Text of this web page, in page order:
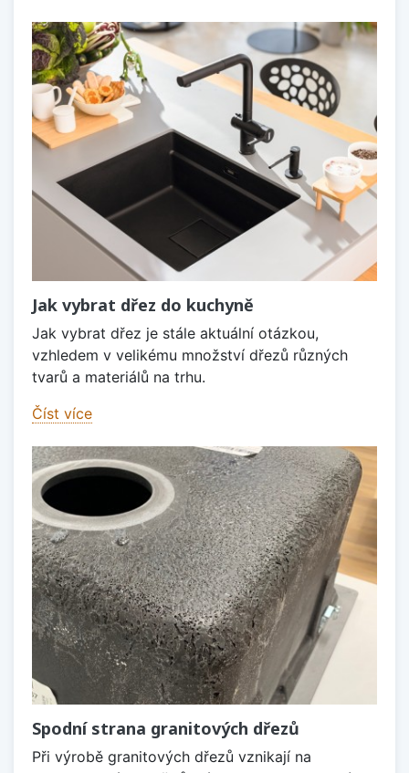
Jak vybrat dřez do kuchyně
Jak vybrat dřez je stále aktuální otázkou,
vzhledem v velikému množství dřezů různých
tvarů a materiálů na trhu.
Číst více
Spodní strana granitových dřezů
Při výrobě granitových dřezů vznikají na